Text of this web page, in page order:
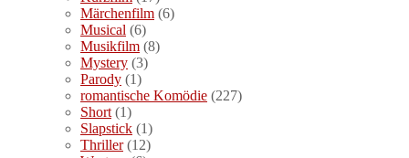
Märchenfilm (6)
Musical (6)
Musikfilm (8)
Mystery (3)
Parody (1)
romantische Komödie (227)
Short (1)
Slapstick (1)
Thriller(12)